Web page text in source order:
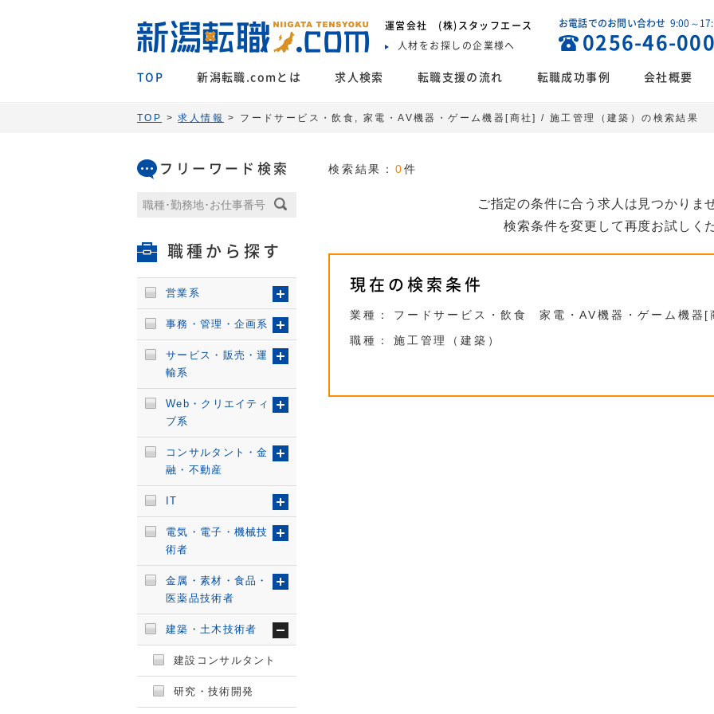
運営会社 (株)スタッフエース
人材をお探しの企業様へ
お電話でのお問い合わせ 9:00～
0256-46-
TOP 新潟転職.comとは 求人検索 転職支援の流れ 転職成功事例 会社概要
TOP >求人情報 > フードサービス・飲食, 家電・AV機器・ゲーム機器[商社] / 施工管理（建築）の検索結果
検索結果： 0件
ご指定の条件に合う求人は見つかりま
検索条件を変更して再度お試しく
現在の検索条件
業種： フードサービス・飲食
家電・AV機器・ゲーム機器[
職種：
施工管理（建築）
フリーワード検索
職種から探す
営業系
事務・管理・企画系
サービス・販売・運
輸系
Web・クリエイティ
ブ系
コンサルタント・金
融・不動産
IT
電気・電子・機械技
術者
金属・素材・食品・
医薬品技術者
建築・土木技術者
建設コンサルタント
研究・技術開発